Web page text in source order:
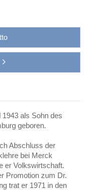
als Sohn des
geboren.
Abschluss der
bei Merck
er Volkswirtschaft.
Promotion zum Dr.
trat er 1971 in den